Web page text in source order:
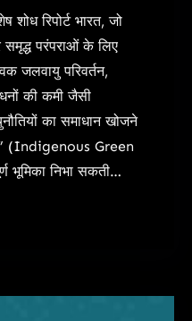
रिपोर्ट भारत, जो
परंपराओं के लिए
जलवायु परिवर्तन,
की कमी जैसी
का समाधान खोजने
(Indigenous Green
भूमिका निभा सकती…